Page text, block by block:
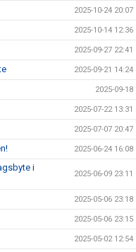
2025-10-24 20:07
2025-10-14 12:36
2025-09-27 22:41
2025-09-21 14:24
2025-09-18
2025-07-22 13:31
2025-07-07 20:47
2025-06-24 16:08
i
2025-06-09 23:11
2025-05-06 23:18
2025-05-06 23:15
2025-05-02 12:54